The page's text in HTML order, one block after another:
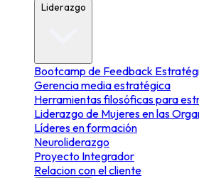
Liderazgo
Bootcamp de Feedback
Gerencia media estratégica
Herramientas filosóficas para
Liderazgo de Mujeres en las
Líderes en formación
Neuroliderazgo
Proyecto Integrador
Relacion con el cliente